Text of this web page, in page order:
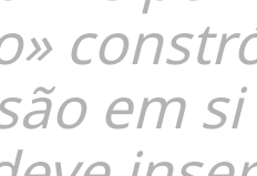
em